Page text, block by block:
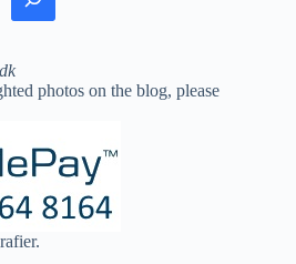
photos on the blog, please